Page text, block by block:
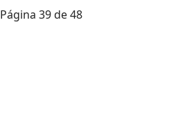
Página 39 de 48